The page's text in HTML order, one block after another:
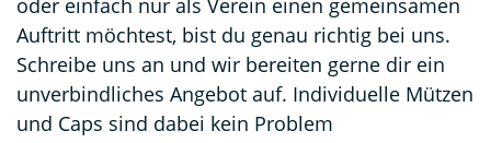
oder einfach nur als Verein einen gemeinsamen
Auftritt möchtest, bist du genau richtig bei uns.
Schreibe uns an und wir bereiten gerne dir ein
unverbindliches Angebot auf. Individuelle Mützen
und Caps sind dabei kein Problem